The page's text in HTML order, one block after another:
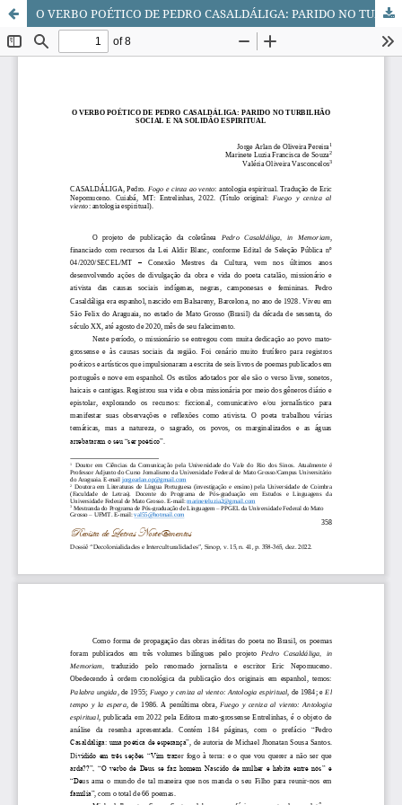
O VERBO POÉTICO DE PEDRO CASALDÁLIGA: PARIDO NO TURBILHÃO SOCIAL E NA SOLIDÃO ESPIRITUAL